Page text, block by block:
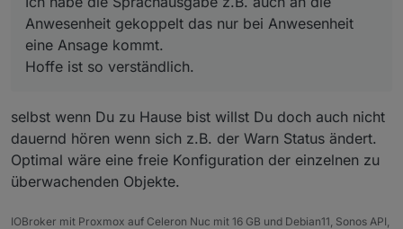
Anwesenheit gekoppelt das nur bei Anwesenheit
eine Ansage kommt.
Hoffe ist so verständlich.
selbst wenn Du zu Hause bist willst Du doch auch nicht
dauernd hören wenn sich z.B. der Warn Status ändert.
Optimal wäre eine freie Konfiguration der einzelnen zu
überwachenden Objekte.
IOBroker mit Proxmox auf Celeron Nuc mit 16 GB und Debian11, Sonos API,